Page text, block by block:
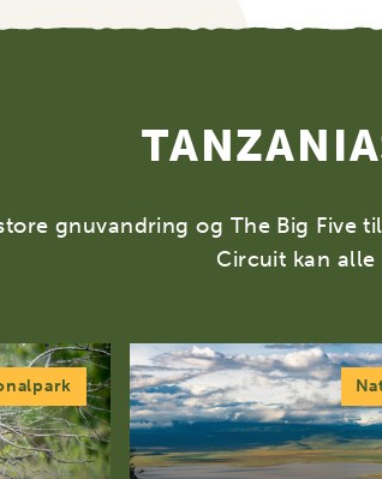
gnuvandring og The Big Five
Circuit kan alle